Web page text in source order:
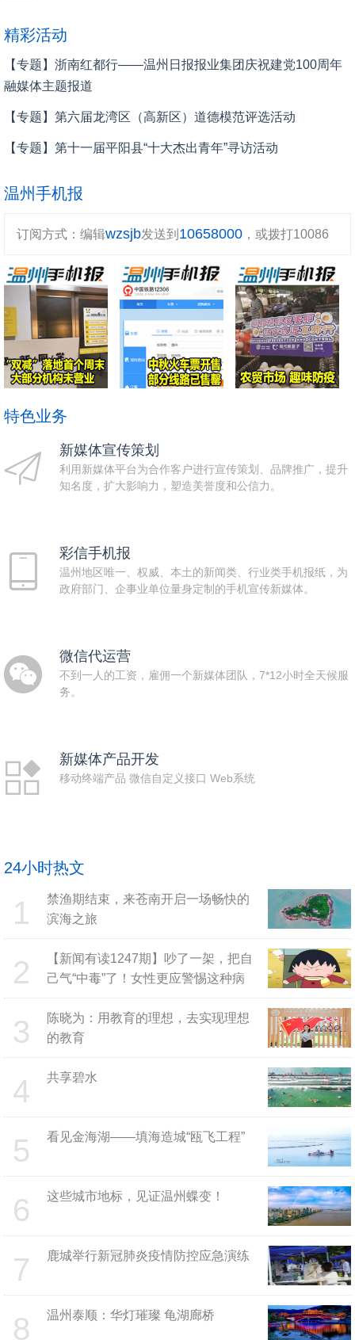
精彩活动
【专题】浙南红都行——温州日报报业集团庆祝建党100周年
融媒体主题报道
【专题】第六届龙湾区（高新区）道德模范评选活动
【专题】第十一届平阳县“十大杰出青年”寻访活动
温州手机报
订阅方式：编辑wzsjb发送到 10658000 ，或拨打10086
特色业务
新媒体宣传策划
利用新媒体平台为合作客户进行宣传策划、品牌推广，提升
知名度，扩大影响力，塑造美誉度和公信力。
彩信手机报
温州地区唯一、权威、本土的新闻类、行业类手机报纸，为
政府部门、企事业单位量身定制的手机宣传新媒体。
微信代运营
不到一人的工资，雇佣一个新媒体团队，7*12小时全天候服
务。
新媒体产品开发
移动终端产品 微信自定义接口 Web系统
24小时热文
1
禁渔期结束，来苍南开启一场畅快的
滨海之旅
2
【新闻有读1247期】吵了一架，把自
己气“中毒”了！女性更应警惕这种病
3
陈晓为：用教育的理想，去实现理想
的教育
4 共享碧水
5 看见金海湖——填海造城“瓯飞工程”
6 这些城市地标，见证温州蝶变！
7 鹿城举行新冠肺炎疫情防控应急演练
8 温州泰顺：华灯璀璨 龟湖廊桥